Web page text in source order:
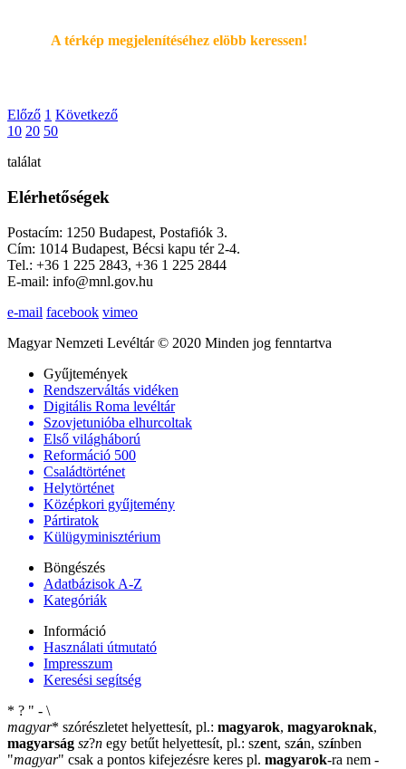
A térkép megjelenítéséhez elöbb keressen!
Előző 1 Következő
10 20 50
találat
Elérhetőségek
Postacím: 1250 Budapest, Postafiók 3.
Cím: 1014 Budapest, Bécsi kapu tér 2-4.
Tel.: +36 1 225 2843, +36 1 225 2844
E-mail: info@mnl.gov.hu
e-mail facebook vimeo
Magyar Nemzeti Levéltár © 2020 Minden jog fenntartva
Gyűjtemények
Rendszerváltás vidéken
Digitális Roma levéltár
Szovjetunióba elhurcoltak
Első világháború
Reformáció 500
Családtörténet
Helytörténet
Középkori gyűjtemény
Pártiratok
Külügyminisztérium
Böngészés
Adatbázisok A-Z
Kategóriák
Információ
Használati útmutató
Impresszum
Keresési segítség
* ? " - \
magyar* szórészletet helyettesít, pl.: magyarok, magyaroknak,
magyarság sz?n egy betűt helyettesít, pl.: szent, szán, színben
"magyar" csak a pontos kifejezésre keres pl. magyarok-ra nem -